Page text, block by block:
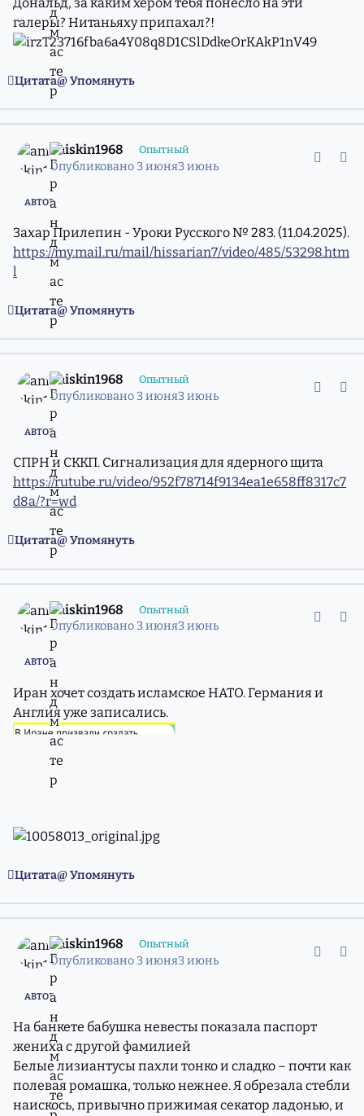
галеры? Нитаньяху припахал?!
Цитата Упомянуть
aniskin1968 Опытный
Опубликовано3 июня3 июнь
АВТОР
Захар Прилепин - Уроки Русского № 283. (11.04.2025).
https://my.mail.ru/mail/hissarian7/video/485/53298.htm
l
Цитата Упомянуть
aniskin1968 Опытный
Опубликовано3 июня3 июнь
АВТОР
СПРН и СККП. Сигнализация для ядерного щита
https://rutube.ru/video/952f78714f9134ea1e658ff8317c7
d8a/?r=wd
Цитата Упомянуть
aniskin1968 Опытный
Опубликовано3 июня3 июнь
АВТОР
Иран хочет создать исламское НАТО. Германия и
Англия уже записались.
Цитата Упомянуть
aniskin1968 Опытный
Опубликовано3 июня3 июнь
АВТОР
На банкете бабушка невесты показала паспорт
жениха с другой фамилией
Белые лизиантусы пахли тонко и сладко – почти как
полевая ромашка, только нежнее. Я обрезала стебли
наискось, привычно прижимая секатор ладонью, и